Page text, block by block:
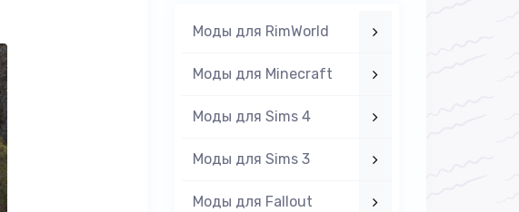
Моды для RimWorld
Моды для Minecraft
Моды для Sims 4
Моды для Sims 3
Моды для Fallout